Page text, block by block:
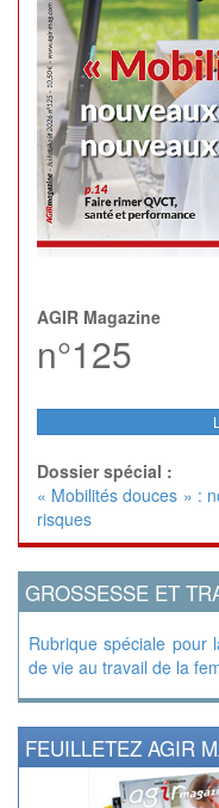
AGIR Magazine
n°125
Dossier spécial :
« Mobilités douces » :
risques
GROSSESSE ET
Rubrique spéciale pour
de vie au travail de la
FEUILLETEZ AGIR